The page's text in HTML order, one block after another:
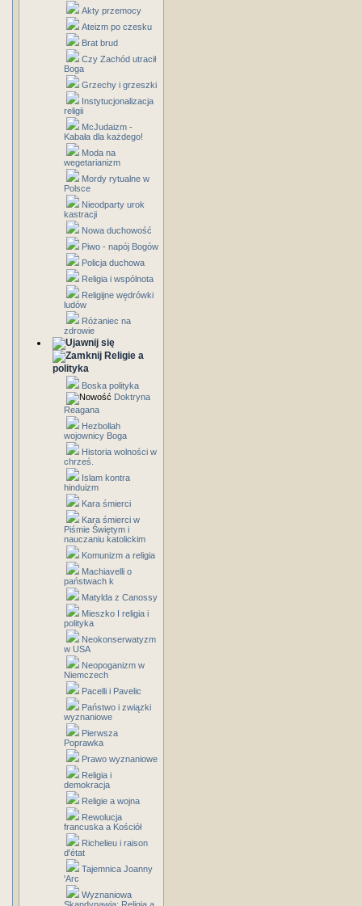
Akty przemocy
Ateizm po czesku
Brat brud
Czy Zachód utracił
Boga
Grzechy i grzeszki
Instytucjonalizacja
religii
McJudaizm -
Kabała dla każdego!
Moda na
wegetarianizm
Mordy rytualne w
Polsce
Nieodparty urok
kastracji
Nowa duchowość
Piwo - napój Bogów
Policja duchowa
Religia i wspólnota
Religijne wędrówki
ludów
Różaniec na
zdrowie
Religie a
polityka
Boska polityka
Doktryna
Reagana
Hezbollah
wojownicy Boga
Historia wolności w
chrześ.
Islam kontra
hinduizm
Kara śmierci
Kara śmierci w
Piśmie Świętym i
nauczaniu katolickim
Komunizm a religia
Machiavelli o
państwach k
Matylda z Canossy
Mieszko I religia i
polityka
Neokonserwatyzm
w USA
Neopoganizm w
Niemczech
Pacelli i Pavelic
Państwo i związki
wyznaniowe
Pierwsza
Poprawka
Prawo wyznaniowe
Religia i
demokracja
Religie a wojna
Rewolucja
francuska a Kościół
Richelieu i raison
d'état
Tajemnica Joanny
'Arc
Wyznaniowa